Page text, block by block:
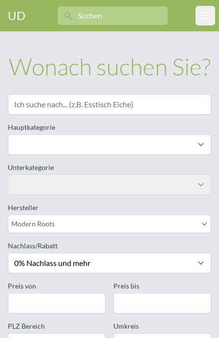
UD
Search
Wonach suchen Sie?
Hauptkategorie
Unterkategorie
Hersteller
Modern Roots
Nachlass/Rabatt
Preis von Preis bis
PLZ Bereich Umkreis